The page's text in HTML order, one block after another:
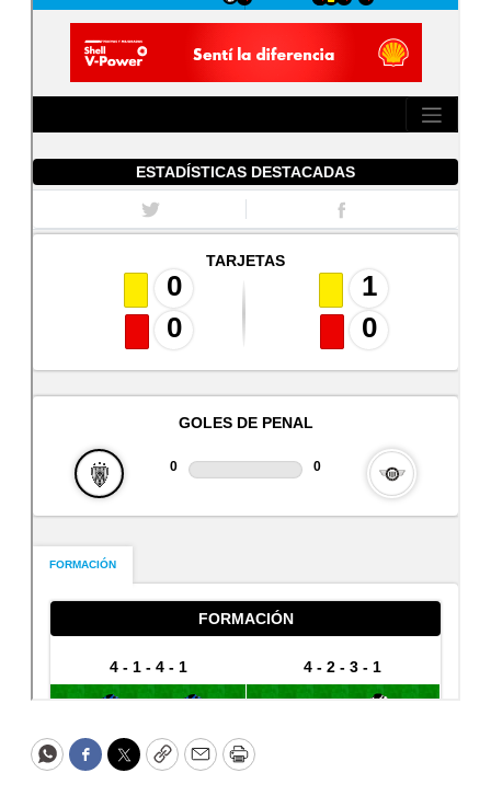
WhatsApp
Facebook
Twitter
CopyEmailPrint